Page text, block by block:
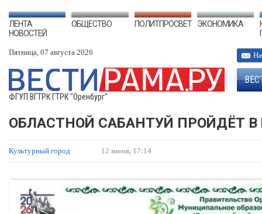
ЛЕНТА
НОВОСТЕЙ
ОБЩЕСТВО ПОЛИТПРОСВЕТ ЭКОНОМИКА
Пятница, 07 августа 2026
ФГУП ВГТРК ГТРК "Оренбург"
ОБЛАСТНОЙ САБАНТУЙ ПРОЙДЁТ В
Культурный город 12 июня, 17:14